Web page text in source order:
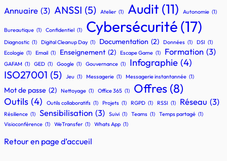
Annuaire (3) ANSSI (5) Atelier (1) Audit (11) Autonomie (1)
Bureautique (1) Confidentiel (1) Cybersécurité(17)
Diagnostic (1) Digital Cleanup Day (1) Documentation (2) Données (1) DSI (1)
Ecologie (1) Email (1) Enseignement (2) Escape Game (1) Formation (3)
GAFAM (1) GED (1) Google (1) Gouvernance (1) Infographie (4)
ISO27001 (5) Jeu (1) Messagerie (1) Messagerie instantannée (1)
Mot de passe (2) Nettoyage (1) Office 365 (1) Offres (8)
Outils (4) Outils collaboratifs (1) Projets (1) RGPD (1) RSSI (1) Réseau (3)
Résilience (1) Sensibilisation (3) Suivi (1) Teams (1) Temps partagé (1)
Visioconférence (1) WeTransfer (1) Whats App (1)
Retour en page d’accueil